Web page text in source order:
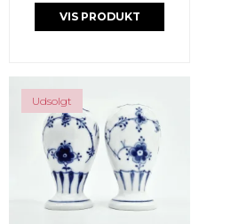
VIS PRODUKT
Udsolgt